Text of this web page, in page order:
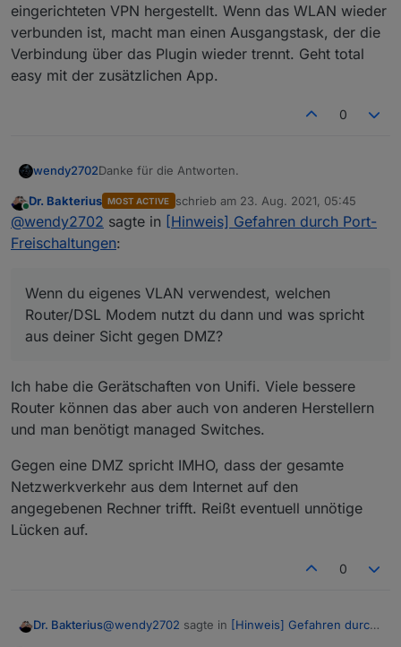
eingerichteten VPN hergestellt. Wenn das WLAN wieder
verbunden ist, macht man einen Ausgangstask, der die
Verbindung über das Plugin wieder trennt. Geht total
easy mit der zusätzlichen App.
0
wendy2702Danke für die Antworten.
@Meister-Mopper: habe meine NC mit Apache
konfiguriert. Da müsste ich erst auf Nginx
umstellen oder gibt es so einen Manager auch für
@Dr-Bakterius : das mit dem VPN wäre
unterwegs. Für IOS ist mir nicht bekannt das es so
etwas gibt.
Router/DSL Modem nutzt du dann und was spricht
aus deiner Sicht gegen DMZ?
Online
Dr. Bakterius MOST ACTIVE schrieb am 23. Aug. 2021, 05:45
zuletzt editiert von
@wendy2702 sagte in [Hinweis] Gefahren durch Port-
Freischaltungen:
Wenn du eigenes VLAN verwendest, welchen
Router/DSL Modem nutzt du dann und was spricht
aus deiner Sicht gegen DMZ?
Ich habe die Gerätschaften von Unifi. Viele bessere
Router können das aber auch von anderen Herstellern
und man benötigt managed Switches.
Gegen eine DMZ spricht IMHO, dass der gesamte
Netzwerkverkehr aus dem Internet auf den
angegebenen Rechner trifft. Reißt eventuell unnötige
Lücken auf.
0
Dr. Bakterius@wendy2702 sagte in [Hinweis] Gefahren durch